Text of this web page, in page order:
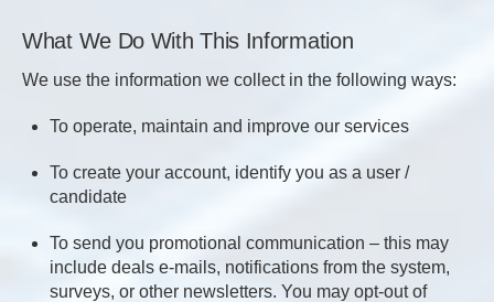
What We Do With This Information
We use the information we collect in the following ways:
To operate, maintain and improve our services
To create your account, identify you as a user /
candidate
To send you promotional communication – this may
include deals e-mails, notifications from the system,
surveys, or other newsletters. You may opt-out of